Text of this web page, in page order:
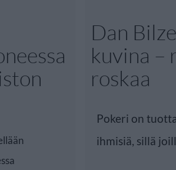
Dan
kuvina –
roskaa
Pokeri on
ihmisiä, sillä